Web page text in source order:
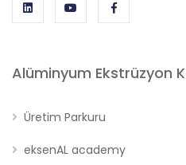
Alüminyum Ekstrüzyon
Üretim Parkuru
eksenAL academy